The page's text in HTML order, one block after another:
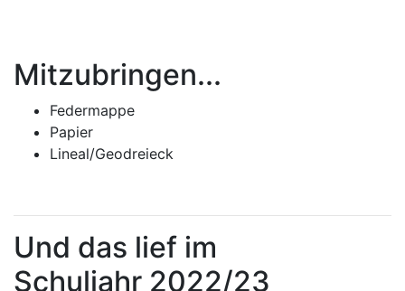
Mitzubringen...
Federmappe
Papier
Lineal/Geodreieck
Und das lief im
Schuljahr 2022/23